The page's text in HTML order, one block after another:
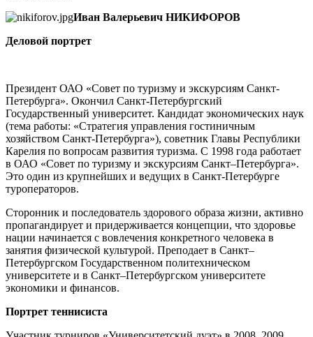
Иван Валерьевич НИКИФОРОВ
Деловой портрет
Президент ОАО «Совет по туризму и экскурсиям Санкт-
Петербурга». Окончил Санкт-Петербургский
Государственный университет. Кандидат экономических наук
(тема работы: «Стратегия управления гостиничным
хозяйством Санкт-Петербурга»), советник Главы Республики
Карелия по вопросам развития туризма. С 1998 года работает
в ОАО «Совет по туризму и экскурсиям Санкт–Петербурга».
Это один из крупнейших и ведущих в Санкт-Петербурге
туроператоров.
Сторонник и последователь здорового образа жизни, активно
пропагандирует и придерживается концепции, что здоровье
нации начинается с вовлечения конкретного человека в
занятия физической культурой. Преподает в Санкт–
Петербургском Государственном политехническом
университете и в Санкт–Петербургском университете
экономики и финансов.
Портрет теннисиста